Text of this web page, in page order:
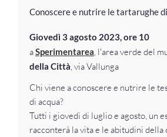
Conoscere e nutrire le tartarughe
Giovedì 3 agosto 2023, ore 10
aSperimentarea , l'area verde del
della Città , via Vallunga
Chi viene a conoscere e nutrire le
di acqua?
Tutti i giovedì di luglio e agosto, un
racconterà la vita e le abitudini della